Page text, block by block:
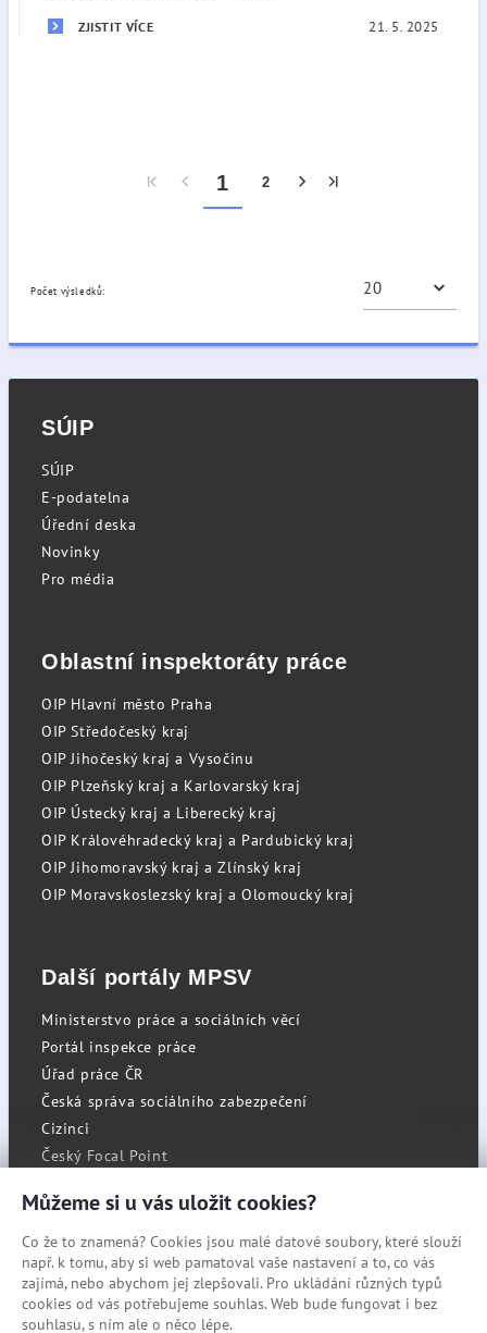
ZJISTIT VÍCE 21. 5. 2025
1 2
Počet výsledků:
SÚIP
SÚIP
E-podatelna
Úřední deska
Novinky
Pro média
Oblastní inspektoráty práce
OIP Hlavní město Praha
OIP Středočeský kraj
OIP Jihočeský kraj a Vysočinu
OIP Plzeňský kraj a Karlovarský kraj
OIP Ústecký kraj a Liberecký kraj
OIP Královéhradecký kraj a Pardubický kraj
OIP Jihomoravský kraj a Zlínský kraj
OIP Moravskoslezský kraj a Olomoucký kraj
Další portály MPSV
Ministerstvo práce a sociálních věcí
Portál inspekce práce
Úřad práce ČR
Česká správa sociálního zabezpečení
Cizinci
Český Focal Point
RSS
Cookies
Prohlášení o přístupnosti
Můžeme si u vás uložit cookies?
Co že to znamená? Cookies jsou malé datové soubory, které slouží
např. k tomu, aby si web pamatoval vaše nastavení a to, co vás
zajímá, nebo abychom jej zlepšovali. Pro ukládání různých typů
cookies od vás potřebujeme souhlas. Web bude fungovat i bez
souhlasu, s ním ale o něco lépe.